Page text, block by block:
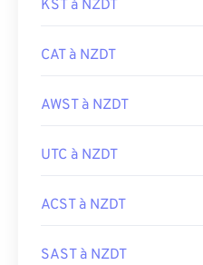
KST à NZDT
CAT à NZDT
AWST à NZDT
UTC à NZDT
ACST à NZDT
SAST à NZDT